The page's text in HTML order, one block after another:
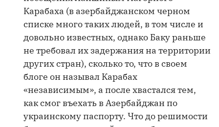
Карабаха (в азербайджанском черном
списке много таких людей, в том числе и
довольно известных, однако Баку раньше
не требовал их задержания на территории
других стран), сколько то, что в своем
блоге он называл Карабах
«независимым», а после хвастался тем,
как смог въехать в Азербайджан по
украинскому паспорту. Что до решимости